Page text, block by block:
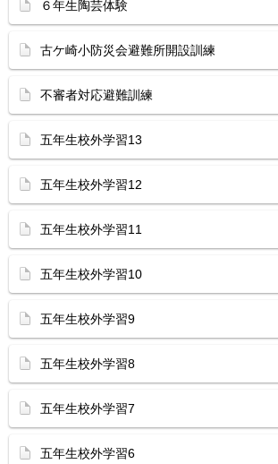
６年生陶芸体験
古ケ崎小防災会避難所開設訓練
不審者対応避難訓練
五年生校外学習13
五年生校外学習12
五年生校外学習11
五年生校外学習10
五年生校外学習9
五年生校外学習8
五年生校外学習7
五年生校外学習6